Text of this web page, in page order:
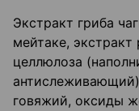
Экстракт гриба
мейтаке,
целлюлоза
говяжий, оксиды